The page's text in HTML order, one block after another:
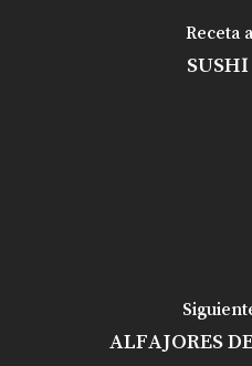
Receta
ALFAJORES